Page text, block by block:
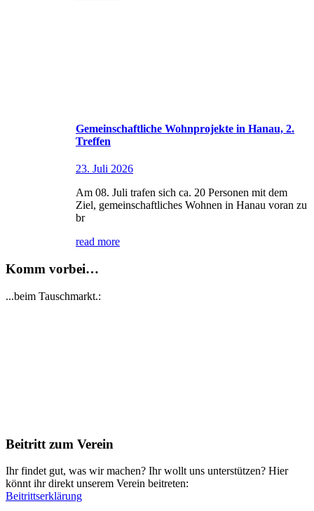
Gemeinschaftliche Wohnprojekte in Hanau, 2.
Treffen
23. Juli 2026
Am 08. Juli trafen sich ca. 20 Personen mit dem
Ziel, gemeinschaftliches Wohnen in Hanau voran zu
br
read more
Komm vorbei…
...beim Tauschmarkt.:
Beitritt zum Verein
Ihr findet gut, was wir machen? Ihr wollt uns unterstützen? Hier
könnt ihr direkt unserem Verein beitreten:
Beitrittserklärung